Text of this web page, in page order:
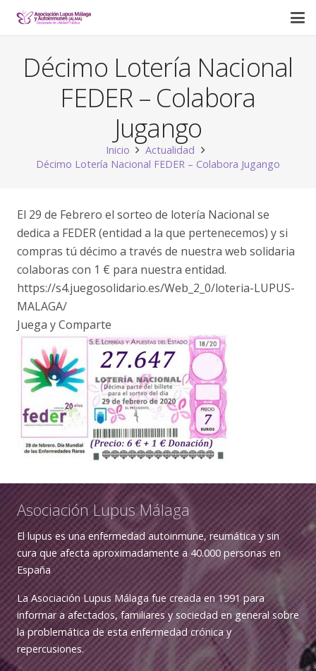
Décimo Lotería Nacional
FEDER – Colabora
Jugango
Inicio
Actualidad
Décimo Lotería Nacional FEDER – Colabora Jugango
El 29 de Febrero el sorteo de lotería Nacional se
dedica a FEDER (entidad a la que pertenecemos) y si
compras tú décimo a través de nuestra web solidaria
colaboras con 1 € para nuestra entidad.
https://s4.juegosolidario.es/Web_2_0/loteria-LUPUS-
MALAGA/
Juega y Comparte
Asociación Lupus Málaga
El lupus es una enfermedad autoinmune, reumática y sin
cura que afecta aproximadamente a 40.000 personas en
España
La Asociación Lupus Málaga fue creada en 1991 para
informar a afectados, familiares y sociedad en general sobre
la problemática de esta enfermedad crónica y
repercusiones.